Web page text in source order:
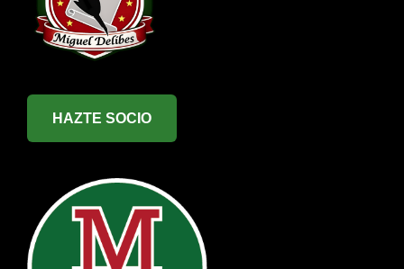
HAZTE SOCIO